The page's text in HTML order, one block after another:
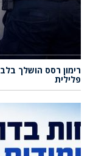
רימון רסס הושלך
פלילית